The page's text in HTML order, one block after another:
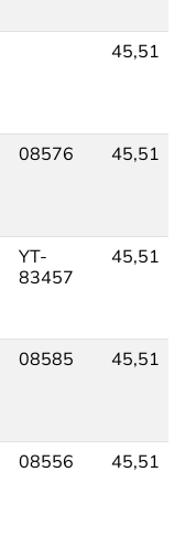
45,51
08576 45,51
YT-
83457
45,51
08585 45,51
08556 45,51